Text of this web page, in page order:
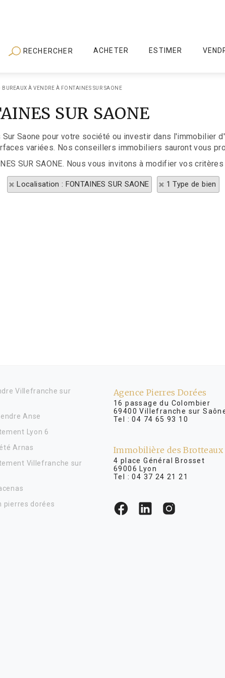
RECHERCHER ACHETER ESTIMER
BUREAUX À VENDRE À FONTAINES SUR SAONE
SUR SAONE
Saone pour votre société ou investir dans l'immobilier
variées. Nos conseillers immobiliers sauront vous
SUR SAONE. Nous vous invitons à modifier vos
Localisation : FONTAINES SUR SAONE 1 Type de bien
Villefranche sur
Anse
Lyon 6
Arnas
Villefranche sur
pierres dorées
Agence Pierres Dorées
16 passage du Colombier
69400 Villefranche sur
Tel :04 74 65 93 10
Immobilière des Brotteaux
4 place Général
69006 Lyon
Tel :04 37 24 21 21